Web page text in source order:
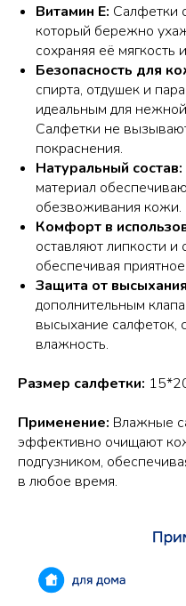
Витамин E: Салфетки
который бережно
сохраняя её мягкость
Безопасность для
спирта, отдушек и
идеальным для
Салфетки не
покраснения.
Натуральный состав:
материал
обезвоживания кожи.
Комфорт в
оставляют липкости и
обеспечивая
Защита от
дополнительным
высыхание салфеток,
влажность.
Размер салфетки:
Применение: Влажные
эффективно очищают
подгузником,
в любое время.